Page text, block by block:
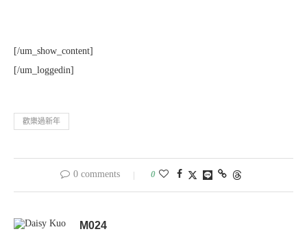
[/um_show_content]
[/um_loggedin]
歡樂過新年
0 comments 0
M024